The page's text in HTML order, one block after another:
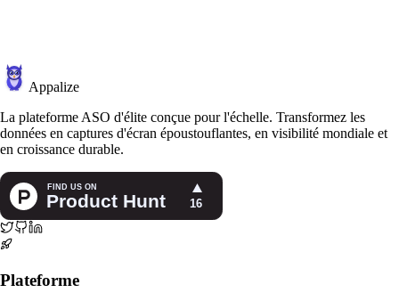
Appalize
La plateforme ASO d'élite conçue pour l'échelle. Transformez les
données en captures d'écran époustouflantes, en visibilité mondiale et
en croissance durable.
Plateforme